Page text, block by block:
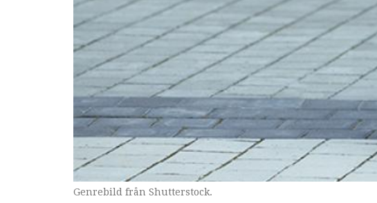
Genrebild från Shutterstock.